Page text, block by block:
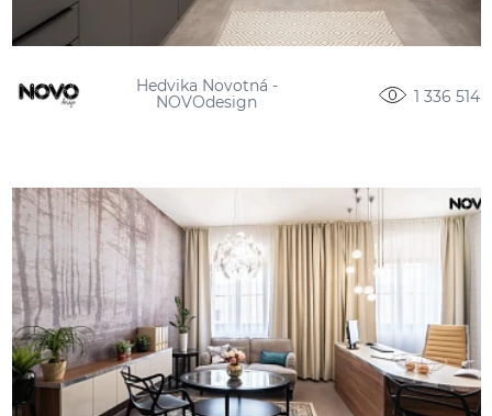
Hedvika Novotná -
NOVOdesign
1 336 514